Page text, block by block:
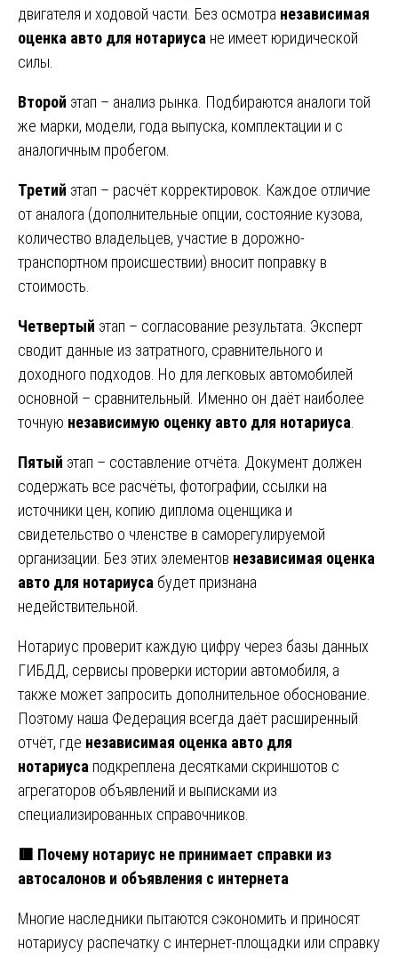
двигателя и ходовой части. Без осмотра независимая
оценка авто для нотариуса не имеет юридической
силы.
Второй этап – анализ рынка. Подбираются аналоги той
же марки, модели, года выпуска, комплектации и с
аналогичным пробегом.
Третий этап – расчёт корректировок. Каждое отличие
от аналога (дополнительные опции, состояние кузова,
количество владельцев, участие в дорожно-
транспортном происшествии) вносит поправку в
стоимость.
Четвертый этап – согласование результата. Эксперт
сводит данные из затратного, сравнительного и
доходного подходов. Но для легковых автомобилей
основной – сравнительный. Именно он даёт наиболее
точную независимую оценку авто для нотариуса
Пятый этап – составление отчёта. Документ должен
содержать все расчёты, фотографии, ссылки на
источники цен, копию диплома оценщика и
свидетельство о членстве в саморегулируемой
организации. Без этих элементов независимая оценка
авто для нотариуса будет признана
недействительной.
Нотариус проверит каждую цифру через базы данных
ГИБДД, сервисы проверки истории автомобиля, а
также может запросить дополнительное обоснование.
Поэтому наша Федерация всегда даёт расширенный
отчёт, где независимая оценка авто для
нотариуса подкреплена десятками скриншотов с
агрегаторов объявлений и выписками из
специализированных справочников.
🟥 Почему нотариус не принимает справки из
автосалонов и объявления с интернета
Многие наследники пытаются сэкономить и приносят
нотариусу распечатку с интернет-площадки или справку